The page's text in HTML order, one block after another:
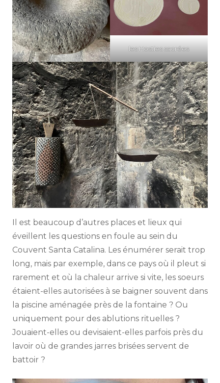
les Hosties sacrées
Il est beaucoup d’autres places et lieux qui
éveillent les questions en foule au sein du
Couvent Santa Catalina. Les énumérer serait trop
long, mais par exemple, dans ce pays où il pleut si
rarement et où la chaleur arrive si vite, les soeurs
étaient-elles autorisées à se baigner souvent dans
la piscine aménagée près de la fontaine ? Ou
uniquement pour des ablutions rituelles ?
Jouaient-elles ou devisaient-elles parfois près du
lavoir où de grandes jarres brisées servent de
battoir ?